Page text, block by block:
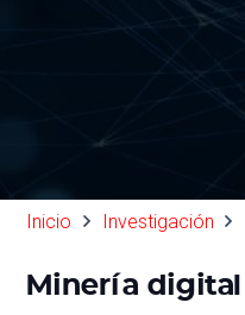
Inicio Investigación
Minería digital